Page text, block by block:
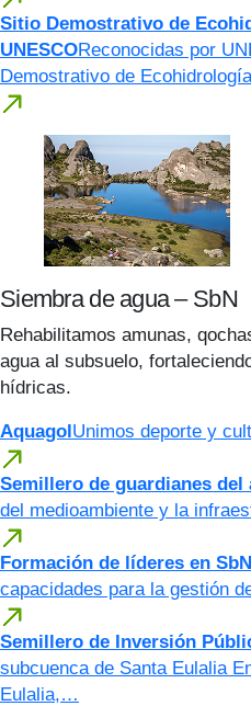
Sitio Demostrativo de
UNESCOReconocidas por
Demostrativo de
Siembra de agua – SbN
Rehabilitamos amunas,
agua al subsuelo,
hídricas.
AquagolUnimos deporte y
Semillero de guardianes del
del medioambiente y la
Formación de líderes en SbN
capacidades para la gestión
Semillero de Inversión
subcuenca de Santa Eulalia
Eulalia,…